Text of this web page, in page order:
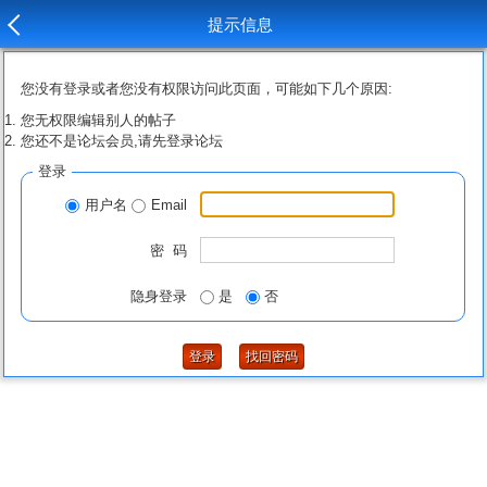
提示信息
您没有登录或者您没有权限访问此页面，可能如下几个原因:
您无权限编辑别人的帖子
您还不是论坛会员,请先登录论坛
登录
用户名 Email
密 码
隐身登录 是 否